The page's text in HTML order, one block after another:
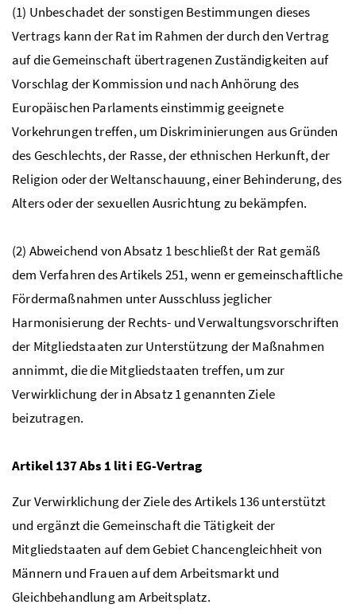
(1) Unbeschadet der sonstigen Bestimmungen dieses
Vertrags kann der Rat im Rahmen der durch den Vertrag
auf die Gemeinschaft übertragenen Zuständigkeiten auf
Vorschlag der Kommission und nach Anhörung des
Europäischen Parlaments einstimmig geeignete
Vorkehrungen treffen, um Diskriminierungen aus Gründen
des Geschlechts, der Rasse, der ethnischen Herkunft, der
Religion oder der Weltanschauung, einer Behinderung, des
Alters oder der sexuellen Ausrichtung zu bekämpfen.
(2) Abweichend von Absatz 1 beschließt der Rat gemäß
dem Verfahren des Artikels 251, wenn er gemeinschaftliche
Fördermaßnahmen unter Ausschluss jeglicher
Harmonisierung der Rechts- und Verwaltungsvorschriften
der Mitgliedstaaten zur Unterstützung der Maßnahmen
annimmt, die die Mitgliedstaaten treffen, um zur
Verwirklichung der in Absatz 1 genannten Ziele
beizutragen.
Artikel 137 Abs 1 lit i EG-Vertrag
Zur Verwirklichung der Ziele des Artikels 136 unterstützt
und ergänzt die Gemeinschaft die Tätigkeit der
Mitgliedstaaten auf dem Gebiet Chancengleichheit von
Männern und Frauen auf dem Arbeitsmarkt und
Gleichbehandlung am Arbeitsplatz.